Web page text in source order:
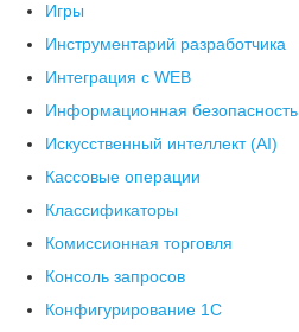
Игры
Инструментарий разработчика
Интеграция с WEB
Информационная безопасность
Искусственный интеллект (AI)
Кассовые операции
Классификаторы
Комиссионная торговля
Консоль запросов
Конфигурирование 1С